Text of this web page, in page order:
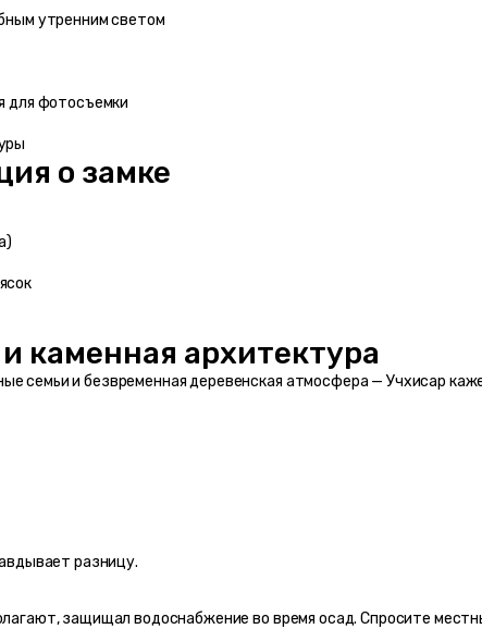
утренним светом
для фотосъемки
о замке
каменная архитектура
семьи и безвременная деревенская атмосфера — Учхисар
разницу.
защищал водоснабжение во время осад. Спросите